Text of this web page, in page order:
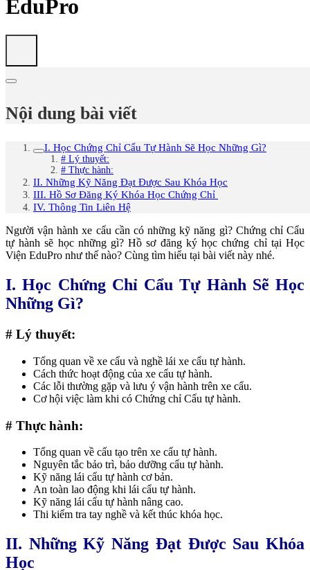
EduPro
Nội dung bài viết
I. Học Chứng Chỉ Cẩu Tự Hành Sẽ Học Những Gì?
# Lý thuyết:
# Thực hành:
II. Những Kỹ Năng Đạt Được Sau Khóa Học
III. Hồ Sơ Đăng Ký Khóa Học Chứng Chỉ
IV. Thông Tin Liên Hệ
Người vận hành xe cẩu cần có những kỹ năng gì? Chứng chỉ Cẩu
tự hành sẽ học những gì? Hồ sơ đăng ký học chứng chỉ tại Học
Viện EduPro như thế nào? Cùng tìm hiểu tại bài viết này nhé.
I. Học Chứng Chỉ Cẩu Tự Hành Sẽ Học
Những Gì?
# Lý thuyết:
Tổng quan về xe cẩu và nghề lái xe cẩu tự hành.
Cách thức hoạt động của xe cẩu tự hành.
Các lỗi thường gặp và lưu ý vận hành trên xe cẩu.
Cơ hội việc làm khi có Chứng chỉ Cẩu tự hành.
# Thực hành:
Tổng quan về cấu tạo trên xe cẩu tự hành.
Nguyên tắc bảo trì, bảo dưỡng cẩu tự hành.
Kỹ năng lái cẩu tự hành cơ bản.
An toàn lao động khi lái cẩu tự hành.
Kỹ năng lái cẩu tự hành nâng cao.
Thi kiểm tra tay nghề và kết thúc khóa học.
II. Những Kỹ Năng Đạt Được Sau Khóa
Học